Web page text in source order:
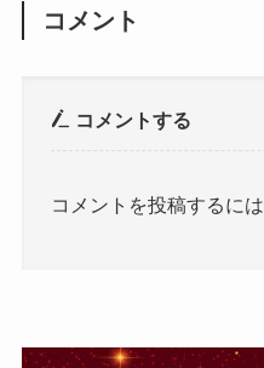
コメント
コメントする
コメントを投稿するには